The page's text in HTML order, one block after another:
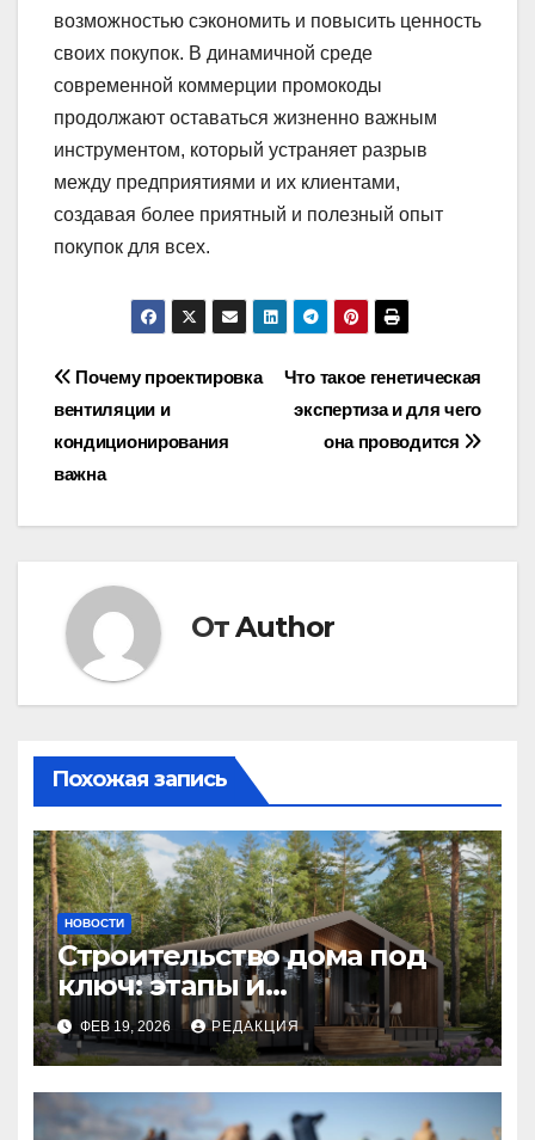
возможностью сэкономить и повысить ценность
своих покупок. В динамичной среде
современной коммерции промокоды
продолжают оставаться жизненно важным
инструментом, который устраняет разрыв
между предприятиями и их клиентами,
создавая более приятный и полезный опыт
покупок для всех.
Навигация
по
записям
Что такое генетическая
экспертиза и для чего
она проводится
Почему проектировка
вентиляции и
кондиционирования
важна
ОтAuthor
Похожая запись
НОВОСТИ
Строительство дома под
ключ: этапы и
планирование бюджета
ФЕВ 19, 2026 РЕДАКЦИЯ